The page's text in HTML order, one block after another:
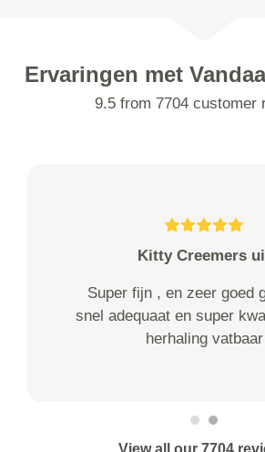
Ervaringen met
9.5 from 7704 customer
Kitty Creemers
Super fijn , en zeer goed
snel adequaat en super
herhaling vatbaar